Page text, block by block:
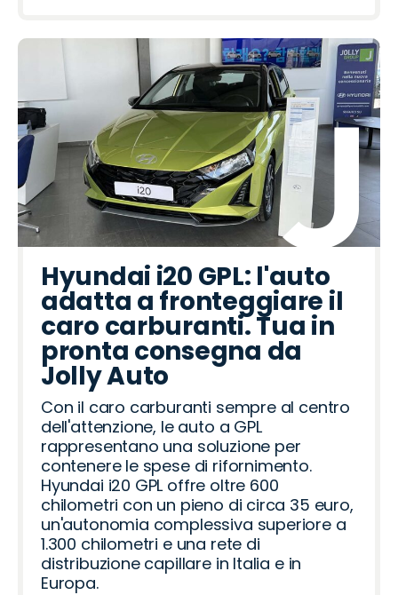
Hyundai i20 GPL: l'auto
adatta a fronteggiare il
caro carburanti. Tua in
pronta consegna da
Jolly Auto
Con il caro carburanti sempre al centro
dell'attenzione, le auto a GPL
rappresentano una soluzione per
contenere le spese di rifornimento.
Hyundai i20 GPL offre oltre 600
chilometri con un pieno di circa 35 euro,
un'autonomia complessiva superiore a
1.300 chilometri e una rete di
distribuzione capillare in Italia e in
Europa.